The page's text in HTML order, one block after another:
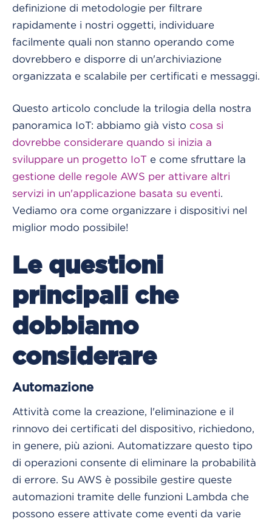
definizione di metodologie per filtrare
rapidamente i nostri oggetti, individuare
facilmente quali non stanno operando come
dovrebbero e disporre di un'archiviazione
organizzata e scalabile per certificati e messaggi.
Questo articolo conclude la trilogia della nostra
panoramica IoT: abbiamo già visto cosa si
dovrebbe considerare quando si inizia a
sviluppare un progetto IoT e come sfruttare la
gestione delle regole AWS per attivare altri
servizi in un'applicazione basata su eventi.
Vediamo ora come organizzare i dispositivi nel
miglior modo possibile!
Le questioni
principali che
dobbiamo
considerare
Automazione
Attività come la creazione, l'eliminazione e il
rinnovo dei certificati del dispositivo, richiedono,
in genere, più azioni. Automatizzare questo tipo
di operazioni consente di eliminare la probabilità
di errore. Su AWS è possibile gestire queste
automazioni tramite delle funzioni Lambda che
possono essere attivate come eventi da varie